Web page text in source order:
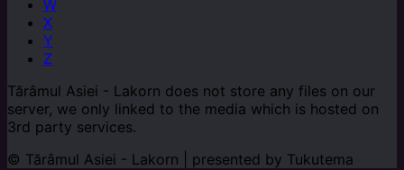
W
X
Y
Z
Tărâmul Asiei - Lakorn does not store any files on our
server, we only linked to the media which is hosted on
3rd party services.
© Tărâmul Asiei - Lakorn | presented by Tukutema